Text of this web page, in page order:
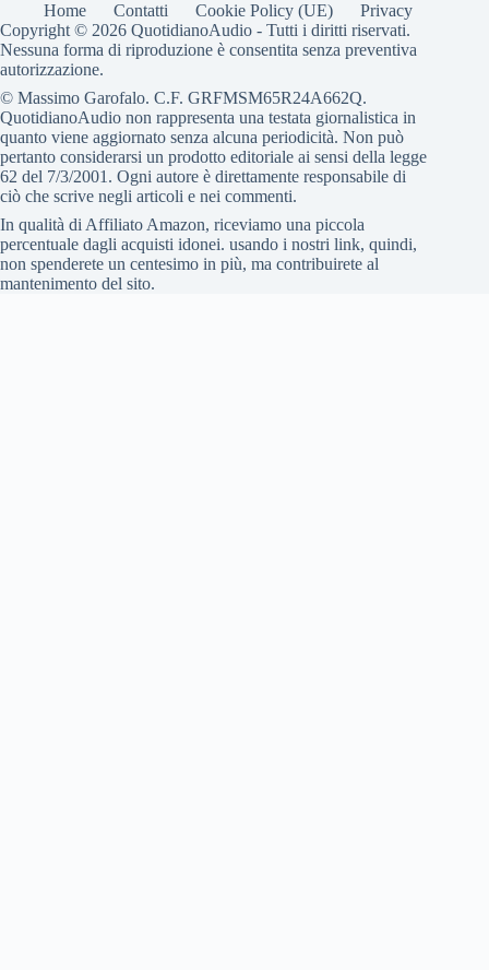
Home Contatti Cookie Policy (UE)
Privacy
Copyright © 2026 QuotidianoAudio - Tutti i diritti riservati.
Nessuna forma di riproduzione è consentita senza preventiva
autorizzazione.
© Massimo Garofalo. C.F. GRFMSM65R24A662Q.
QuotidianoAudio non rappresenta una testata giornalistica in
quanto viene aggiornato senza alcuna periodicità. Non può
pertanto considerarsi un prodotto editoriale ai sensi della legge
62 del 7/3/2001. Ogni autore è direttamente responsabile di
ciò che scrive negli articoli e nei commenti.
In qualità di Affiliato Amazon, riceviamo una piccola
percentuale dagli acquisti idonei. usando i nostri link, quindi,
non spenderete un centesimo in più, ma contribuirete al
mantenimento del sito.